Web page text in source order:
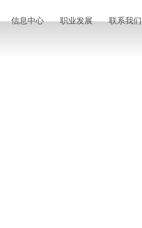
信息中心 职业发展 联系我们